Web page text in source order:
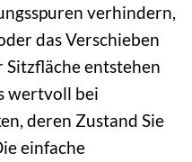
verhindern,
das Verschieben
Sitzfläche entstehen
wertvoll bei
deren Zustand Sie
einfache